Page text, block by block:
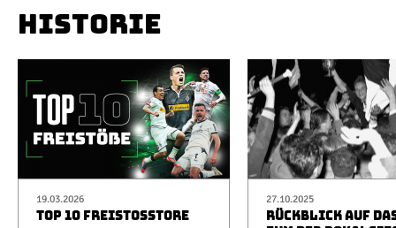
HISTORIE
19.03.2026
TOP 10 FREISTOSSTORE
27.10.2025
RÜCKBLICK AUF